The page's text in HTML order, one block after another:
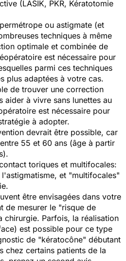
(LASIK, PKR, Kératotomie
ou astigmate (et
techniques à même
optimale et combinée de
est nécessaire pour
parmi ces techniques
plus adaptées à votre cas.
de trouver une correction
aider à vivre sans lunettes au
est nécessaire pour
à adopter.
devrait être possible, car
55 et 60 ans (âge à partir
toriques et multifocales:
et "multifocales"
être envisagées dans votre
de mesurer le "risque de
chirurgie. Parfois, la réalisation
est possible pour ce type
de "kératocône" débutant
chez certains patients de la